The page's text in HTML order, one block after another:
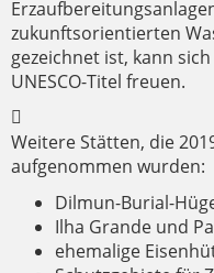
zukunftsorientierten
gezeichnet ist, kann
UNESCO-Titel freuen.
Weitere Stätten, die
aufgenommen wurden:
Dilmun-Burial-
Ilha Grande und
ehemalige